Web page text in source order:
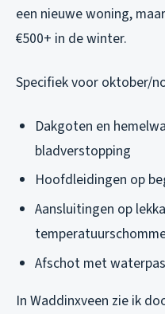
een nieuwe woning,
€500+ in de winter.
Specifiek voor oktober/
Dakgoten en
bladverstopping
Hoofdleidingen op
Aansluitingen op
Afschot met
In Waddinxveen zie ik